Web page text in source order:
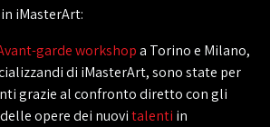
iMasterArt:
garde workshopa Torino e Milano,
di iMasterArt, sono state per
grazie al confronto diretto con gli
opere dei nuovitalenti in